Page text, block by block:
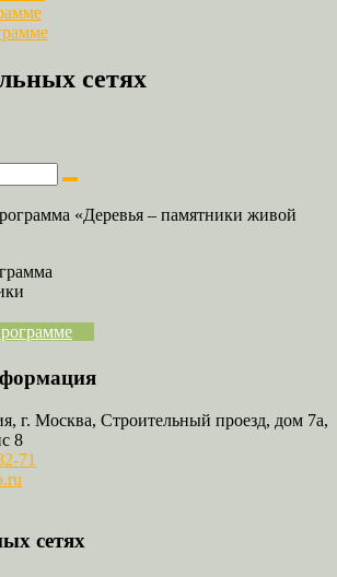
сетях
г. Москва, Строительный проезд, дом 7а,
8
71
сетях